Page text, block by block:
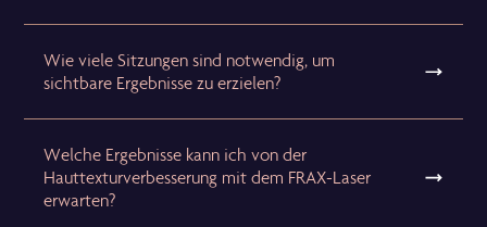
Wie viele Sitzungen sind notwendig, um
sichtbare Ergebnisse zu erzielen?
Welche Ergebnisse kann ich von der
Hauttexturverbesserung mit dem FRAX-Laser
erwarten?